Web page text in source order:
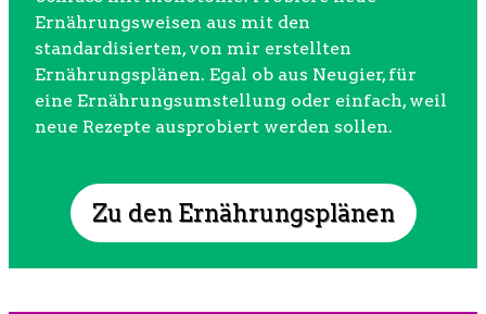
Ernährungsweisen aus mit den
standardisierten, von mir erstellten
Ernährungsplänen. Egal ob aus Neugier, für
eine Ernährungsumstellung oder einfach, weil
neue Rezepte ausprobiert werden sollen.
Zu den Ernährungsplänen